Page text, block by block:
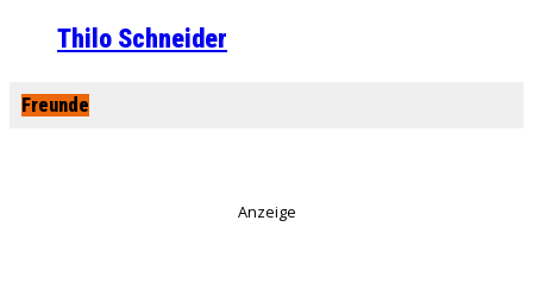
Thilo Schneider
Freunde
Anzeige